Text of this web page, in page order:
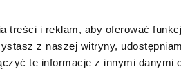
treści i reklam, aby oferować
z naszej witryny,
te informacje z innymi danymi
the +1 level, which can be
office space.